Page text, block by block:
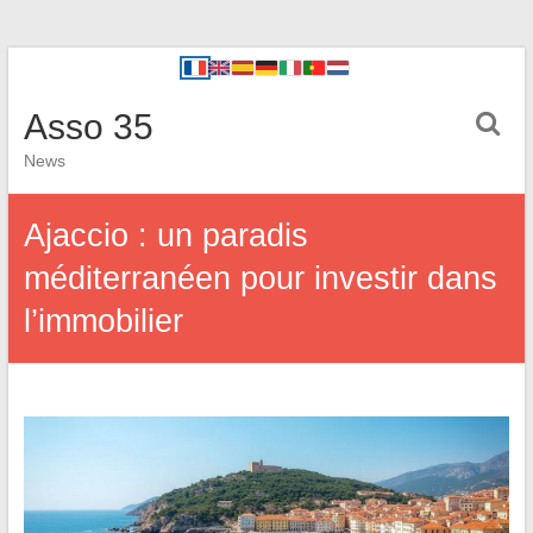
Asso 35
News
Ajaccio : un paradis
méditerranéen pour investir dans
l’immobilier